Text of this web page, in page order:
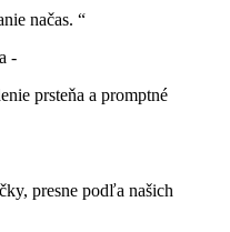
načas. “
-
prsteňa a promptné
presne podľa našich